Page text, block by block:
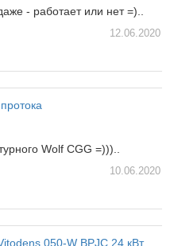
- работает или нет =)..
12.06.2020
Wolf CGG =)))..
10.06.2020